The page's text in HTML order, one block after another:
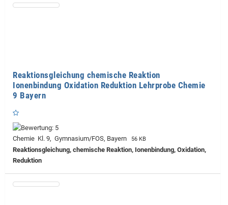
Reaktionsgleichung chemische Reaktion
Ionenbindung Oxidation Reduktion Lehrprobe Chemie
9 Bayern
Chemie Kl. 9, Gymnasium/FOS, Bayern 56 KB
Reaktionsgleichung, chemische Reaktion, Ionenbindung, Oxidation,
Reduktion